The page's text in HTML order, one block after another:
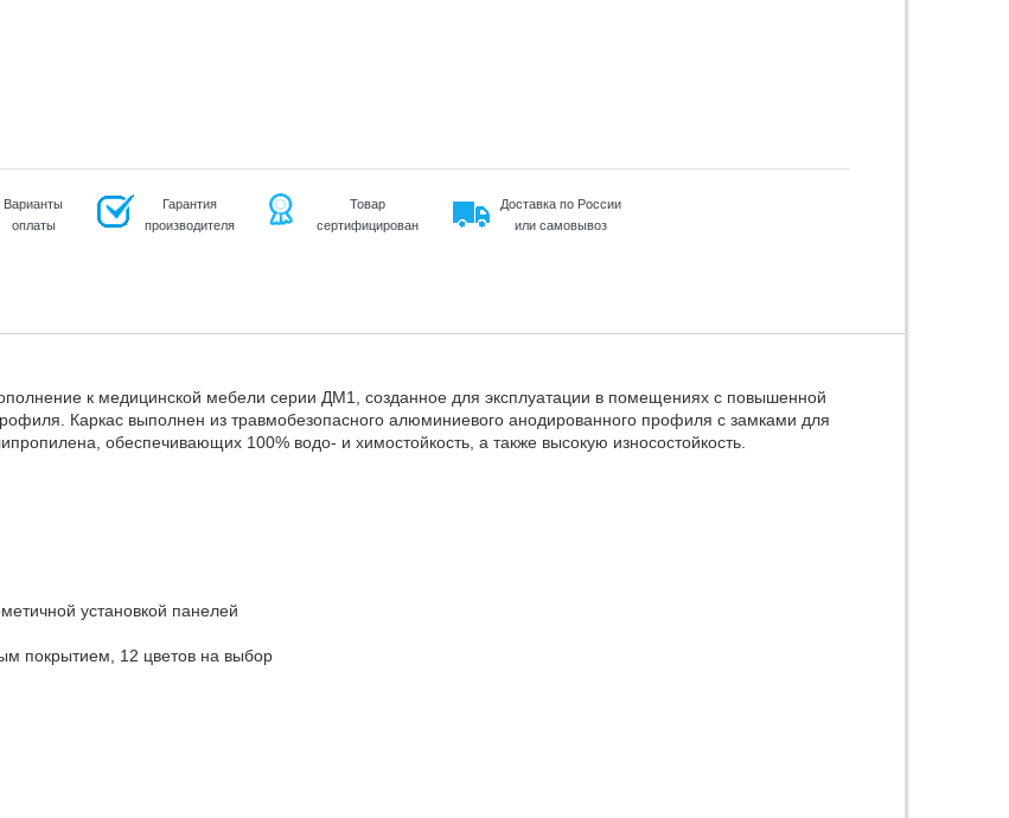
Варианты
оплаты
Гарантия
производителя
Товар
сертифицирован
Доставка по России
или самовывоз
к медицинской мебели серии ДМ1, созданное для эксплуатации в помещениях с повышенной
Каркас выполнен из травмобезопасного алюминиевого анодированного профиля с замками для
обеспечивающих 100% водо- и химостойкость, а также высокую износостойкость.
установкой панелей
покрытием, 12 цветов на выбор